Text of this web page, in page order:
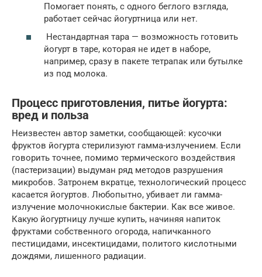
Помогает понять, с одного беглого взгляда,
работает сейчас йогуртница или нет.
Нестандартная тара — возможность готовить
йогурт в таре, которая не идет в наборе,
например, сразу в пакете тетрапак или бутылке
из под молока.
Процесс приготовления, питье йогурта:
вред и польза
Неизвестен автор заметки, сообщающей: кусочки
фруктов йогурта стерилизуют гамма-излучением. Если
говорить точнее, помимо термического воздействия
(пастеризации) выдуман ряд методов разрушения
микробов. Затронем вкратце, технологический процесс
касается йогуртов. Любопытно, убивает ли гамма-
излучение молочнокислые бактерии. Как все живое.
Какую йогуртницу лучше купить, начиняя напиток
фруктами собственного огорода, напичканного
пестицидами, инсектицидами, политого кислотными
дождями, лишенного радиации.